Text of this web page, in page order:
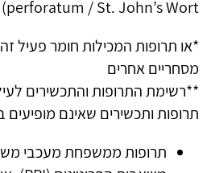
perforatum / St. John’s Wort)
*או תרופות המכילות חומר פעיל
מסחריים אחרים
**רשימת התרופות והתכשירים
תרופות ותכשירים שאינם
תרופות ממשפחת מעכבי